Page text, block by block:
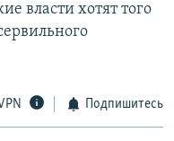
власти хотят того
Подпишитесь